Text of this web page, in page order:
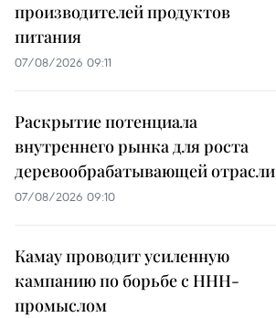
производителей продуктов
питания
07/08/2026 09:11
Раскрытие потенциала
внутреннего рынка для роста
деревообрабатывающей отрасли
07/08/2026 09:10
Камау проводит усиленную
кампанию по борьбе с ННН-
промыслом